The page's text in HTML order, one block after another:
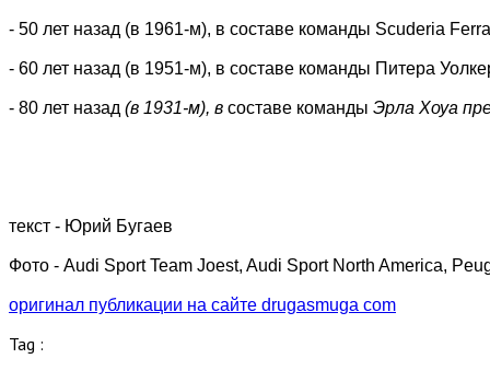
- 50 лет назад (в 1961-м), в составе команды Scuderia
- 60 лет назад (в 1951-м), в составе команды Питера
- 80 лет назад (в 1931-м), в составе команды Эрла Хоуа
текст - Юрий Бугаев
Фото - Audi Sport Team Joest, Audi Sport North America,
оригинал публикации на сайте drugasmuga com
Tag :